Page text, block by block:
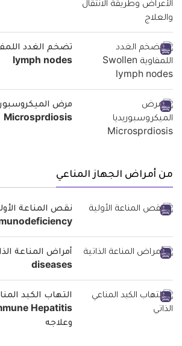
lymph nodes
مرض
Microsprdiosis
من أمراض الجهاز المناعي
diseases
التهاب الكبد
وعلاجه